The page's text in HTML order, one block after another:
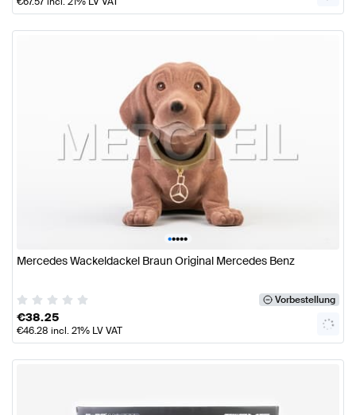
•••••
Mercedes Wackeldackel Braun Original Mercedes Benz
Vorbestellung
€38.25
€46.28 incl. 21% LV VAT